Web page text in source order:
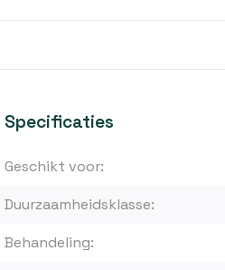
Specificaties
Geschikt voor:
Duurzaamheidsklasse:
Behandeling: